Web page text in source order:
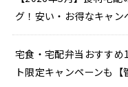
グ！安い・お得なキャン
宅食・宅配弁当おすす
ト限定キャンペーンも【